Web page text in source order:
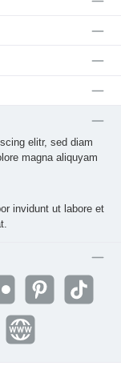
elitr, sed diam
magna aliquyam
invidunt ut labore et
Pinterest TikTok
Website